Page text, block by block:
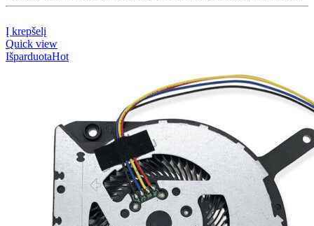
Į krepšelį
Quick view
IšparduotaHot